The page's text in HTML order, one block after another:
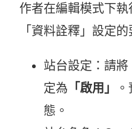
作者在編輯模式下
「資料詮釋」設定的
站台設定：請將
定為 「啟用」
態。